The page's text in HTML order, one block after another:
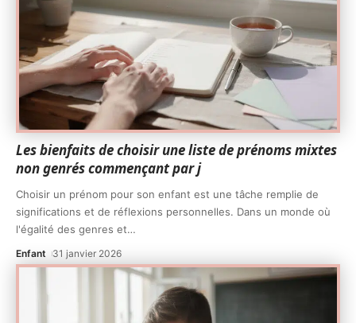
Les bienfaits de choisir une liste de prénoms mixtes
non genrés commençant par j
Choisir un prénom pour son enfant est une tâche remplie de
significations et de réflexions personnelles. Dans un monde où
l'égalité des genres et…
Enfant 31 janvier 2026